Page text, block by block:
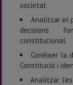
societat.
Analitzar el
decisions
constitucional.
Conéixer la
Constitució i
Analitzar